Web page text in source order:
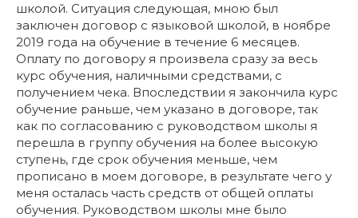
школой. Ситуация следующая, мною был
заключен договор с языковой школой, в ноябре
2019 года на обучение в течение 6 месяцев.
Оплату по договору я произвела сразу за весь
курс обучения, наличными средствами, с
получением чека. Впоследствии я закончила курс
обучение раньше, чем указано в договоре, так
как по согласованию с руководством школы я
перешла в группу обучения на более высокую
ступень, где срок обучения меньше, чем
прописано в моем договоре, в результате чего у
меня осталась часть средств от общей оплаты
обучения. Руководством школы мне было